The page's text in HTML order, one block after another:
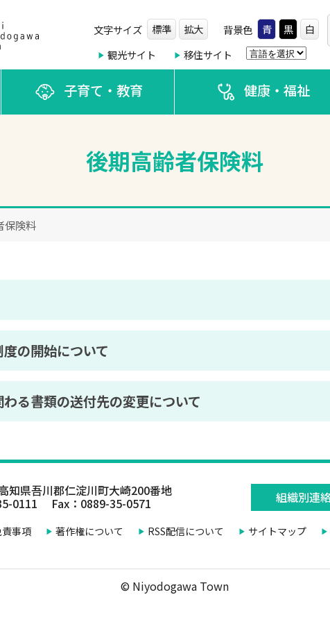
文字サイズ 標準 拡大 背景色 青 黒
白
観光サイト
移住サイト
子育て・教育 健康・福祉
後期高齢者保険料
保険料
の開始について
る書類の送付先の変更について
知県吾川郡仁淀川町大崎200番地
0111 Fax：0889-35-0571 組織別連
事項 著作権について RSS配信について サイトマップ
© Niyodogawa Town